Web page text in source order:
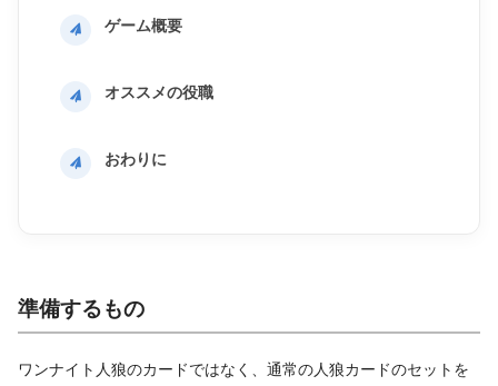
ゲーム概要
オススメの役職
おわりに
準備するもの
ワンナイト人狼のカードではなく、通常の人狼カードのセットを